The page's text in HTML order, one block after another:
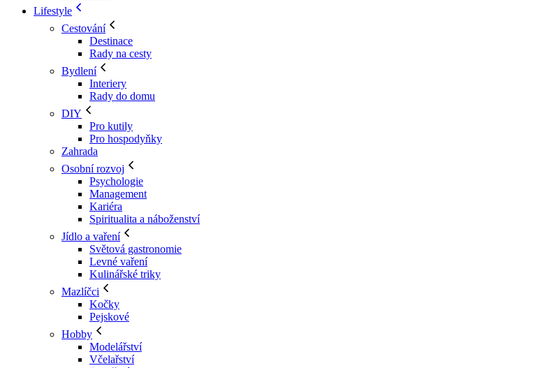
Lifestyle
Cestování
Destinace
Rady na cesty
Bydlení
Interiery
Rady do domu
DIY
Pro kutily
Pro hospodyňky
Zahrada
Osobní rozvoj
Psychologie
Management
Kariéra
Spiritualita a náboženství
Jídlo a vaření
Světová gastronomie
Levné vaření
Kulinářské triky
Mazlíčci
Kočky
Pejskové
Hobby
Modelářství
Včelařství